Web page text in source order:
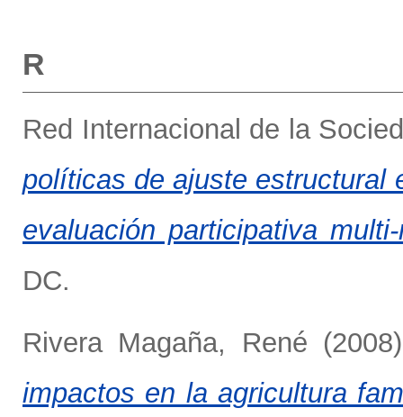
R
Red Internacional de la
políticas de ajuste estructural
evaluación participativa
DC.
Rivera Magaña, René
impactos en la agricultura